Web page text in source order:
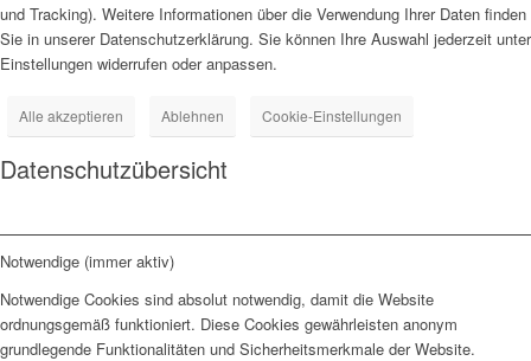
und Tracking). Weitere Informationen über die Verwendung Ihrer Daten finden
Sie in unserer Datenschutzerklärung. Sie können Ihre Auswahl jederzeit unter
Einstellungen widerrufen oder anpassen.
Alle akzeptieren Ablehnen Cookie-Einstellungen
Datenschutzübersicht
Notwendige (immer aktiv)
Notwendige Cookies sind absolut notwendig, damit die Website
ordnungsgemäß funktioniert. Diese Cookies gewährleisten anonym
grundlegende Funktionalitäten und Sicherheitsmerkmale der Website.